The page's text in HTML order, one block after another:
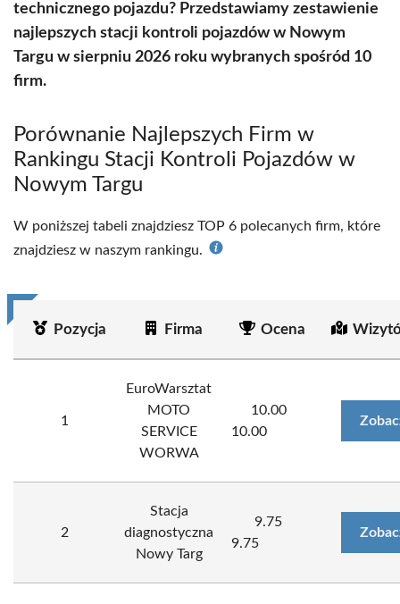
technicznego pojazdu? Przedstawiamy zestawienie
najlepszych stacji kontroli pojazdów w Nowym
Targu w sierpniu 2026 roku wybranych spośród 10
firm.
Porównanie Najlepszych Firm w
Rankingu Stacji Kontroli Pojazdów w
Nowym Targu
W poniższej tabeli znajdziesz TOP 6 polecanych firm, które
znajdziesz w naszym rankingu.
Pozycja Firma Ocena
1
EuroWarsztat
MOTO
SERVICE
WORWA
10.00
10.00
2
Stacja
diagnostyczna
Nowy Targ
9.75
9.75